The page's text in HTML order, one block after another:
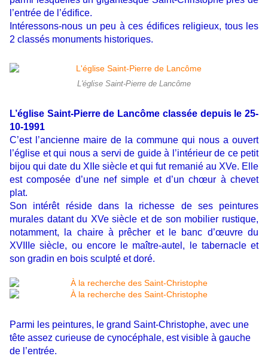
l’entrée de l’édifice.
Intéressons-nous un peu à ces édifices religieux, tous les
2 classés monuments historiques.
L'église Saint-Pierre de Lancôme
L’église Saint-Pierre de Lancôme classée depuis le 25-
10-1991
C’est l’ancienne maire de la commune qui nous a ouvert
l’église et qui nous a servi de guide à l’intérieur de ce petit
bijou qui date du XIIe siècle et qui fut remanié au XVe. Elle
est composée d’une nef simple et d’un chœur à chevet
plat.
Son intérêt réside dans la richesse de ses peintures
murales datant du XVe siècle et de son mobilier rustique,
notamment, la chaire à prêcher et le banc d’œuvre du
XVIIIe siècle, ou encore le maître-autel, le tabernacle et
son gradin en bois sculpté et doré.
Parmi les peintures, le grand Saint-Christophe, avec une
tête assez curieuse de cynocéphale, est visible à gauche
de l’entrée.